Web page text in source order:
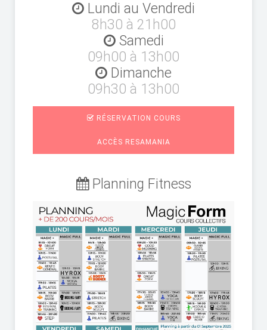
Lundi au Vendredi
8h30 à 21h00
Samedi
09h00 à 13h00
Dimanche
09h30 à 13h00
RÉSERVATION COURS
ACCÈS RESAMANIA
Planning Fitness